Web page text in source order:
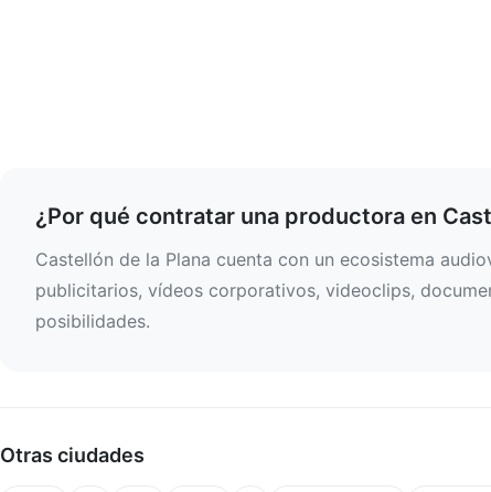
¿Por qué contratar una productora en
Castellón de la Plana cuenta con un ecosistema
publicitarios, vídeos corporativos, videoclips,
posibilidades.
Otras ciudades